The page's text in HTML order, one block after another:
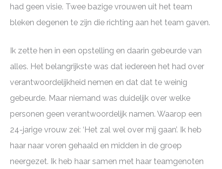
had geen visie. Twee bazige vrouwen uit het team
bleken degenen te zijn die richting aan het team gaven.
Ik zette hen in een opstelling en daarin gebeurde van
alles. Het belangrijkste was dat iedereen het had over
verantwoordelijkheid nemen en dat dat te weinig
gebeurde. Maar niemand was duidelijk over welke
personen geen verantwoordelijk namen. Waarop een
24-jarige vrouw zei: ‘Het zal wel over mij gaan’. Ik heb
haar naar voren gehaald en midden in de groep
neergezet. Ik heb haar samen met haar teamgenoten